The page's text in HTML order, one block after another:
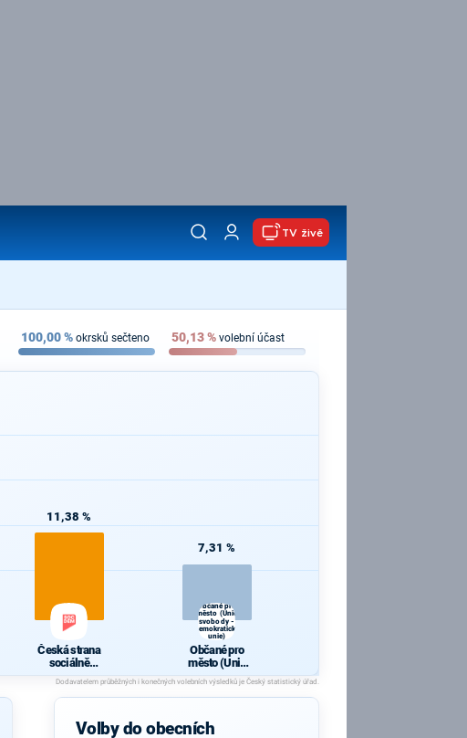
TV živě
100,00% okrsků sečteno 50,13% volební účast
11,38 %
Česká strana
sociálně
demokratická
7,31 %
Občané pro
město (Unie
svobody -
Demokratická
unie)
Občané pro
město (Unie
svobody -
Demokratická
unie)
Volby do obecních